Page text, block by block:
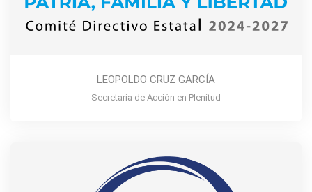
LEOPOLDO CRUZ GARCÍA
Secretaría de Acción en Plenitud